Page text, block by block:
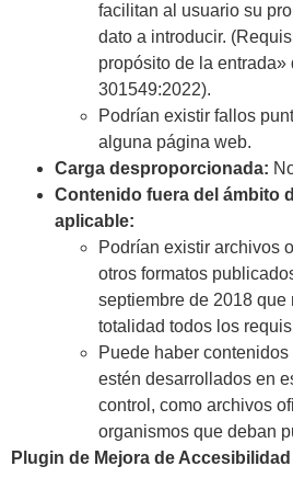
facilitan al usuario su
dato a introducir.
propósito de la entrada»
301549:2022).
Podrían existir fallos
alguna página web.
Carga desproporcionada:
Contenido fuera del ámbito
aplicable:
Podrían existir archivos
otros formatos
septiembre de 2018 que
totalidad todos los
Puede haber
estén desarrollados en
control, como archivos
organismos que deban
Plugin de Mejora de